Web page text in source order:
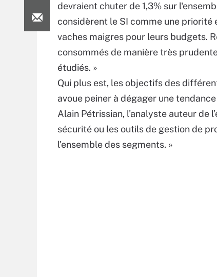
devraient chuter de 1,3% sur
considèrent le SI comme une priorité
vaches maigres pour leurs budgets.
consommés de manière très
étudiés. »
Qui plus est, les objectifs des
avoue peiner à dégager une
Alain Pétrissian, l'analyste auteur de
sécurité ou les outils de gestion de
l'ensemble des segments. »